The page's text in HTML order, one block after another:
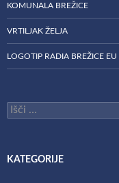
KOMUNALA BREŽICE
VRTILJAK ŽELJA
LOGOTIP RADIA BREŽICE EU
Išči:
KATEGORIJE